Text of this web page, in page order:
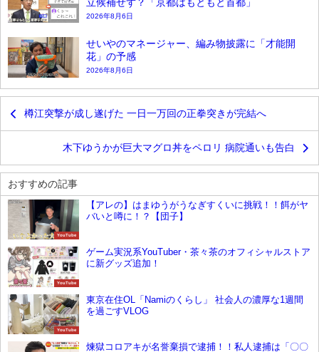
2026年8月6日
せいやのマネージャー、編み物披露に「才能開
花」の予感
2026年8月6日
樽江突撃が成し遂げた 一日一万回の正拳突きが完結へ
木下ゆうかが巨大マグロ丼をペロリ 病院通いも告白
おすすめの記事
YouTube
【アレの】はまゆうがうなぎすくいに挑戦！！餌がヤ
バいと噂に！？【団子】
YouTube
ゲーム実況系YouTuber・茶々茶のオフィシャルストア
に新グッズ追加！
YouTube
東京在住OL「Namiのくらし」 社会人の濃厚な1週間
を過ごすVLOG
煉獄コロアキが名誉棄損で逮捕！！私人逮捕は「〇〇